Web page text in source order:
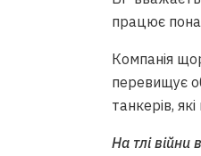
працює
Компанія
перевищує
танкерів,
На тлі війни